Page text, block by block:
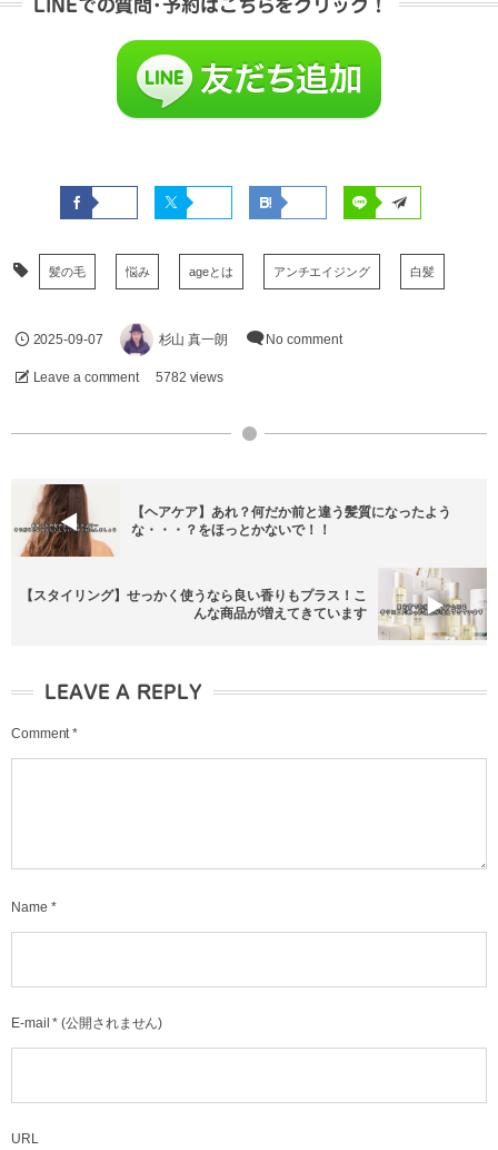
LINEでの質問･予約はこちらをクリック！
髪の毛 悩み ageとは アンチエイジング 白髪
2025-09-07 杉山 真一朗 No comment
Leave a comment 5782 views
【ヘアケア】あれ？何だか前と違う髪質になったよう
な・・・？をほっとかないで！！
【スタイリング】せっかく使うなら良い香りもプラス！こ
んな商品が増えてきています
LEAVE A REPLY
Comment *
Name *
E-mail * (公開されません)
URL